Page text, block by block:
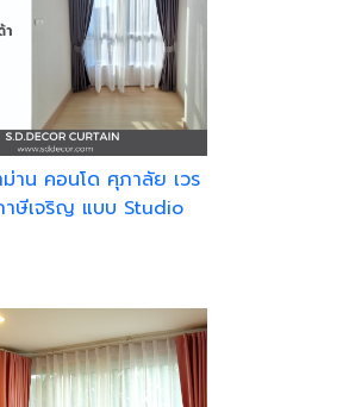
าน คอนโด ศุภาลัย เวร
าษีเจริญ แบบ Studio